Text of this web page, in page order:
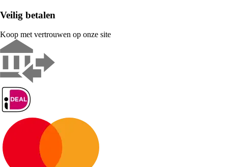
Veilig betalen
Koop met vertrouwen op onze site